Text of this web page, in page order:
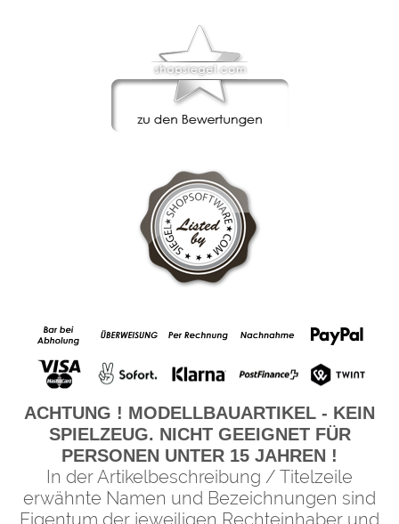
ACHTUNG ! MODELLBAUARTIKEL - KEIN
SPIELZEUG. NICHT GEEIGNET FÜR
PERSONEN UNTER 15 JAHREN !
In der Artikelbeschreibung / Titelzeile
erwähnte Namen und Bezeichnungen sind